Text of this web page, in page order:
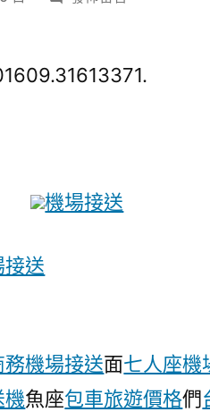
遲
創
東
向
機場接送
接送
務機場接送面七人座機
機魚座包車旅遊價格們